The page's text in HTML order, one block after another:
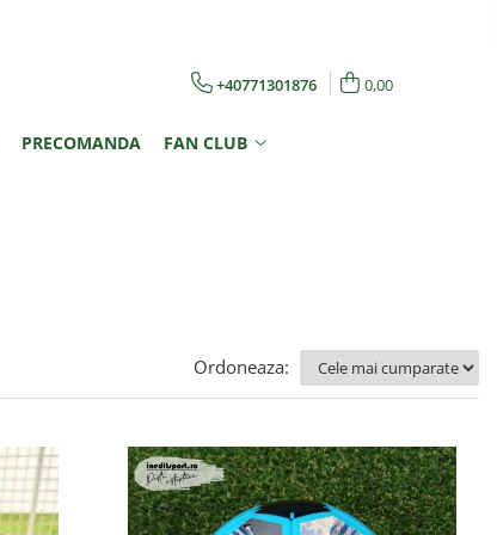
+40771301876 0,00
PRECOMANDA FAN CLUB
Ordoneaza: